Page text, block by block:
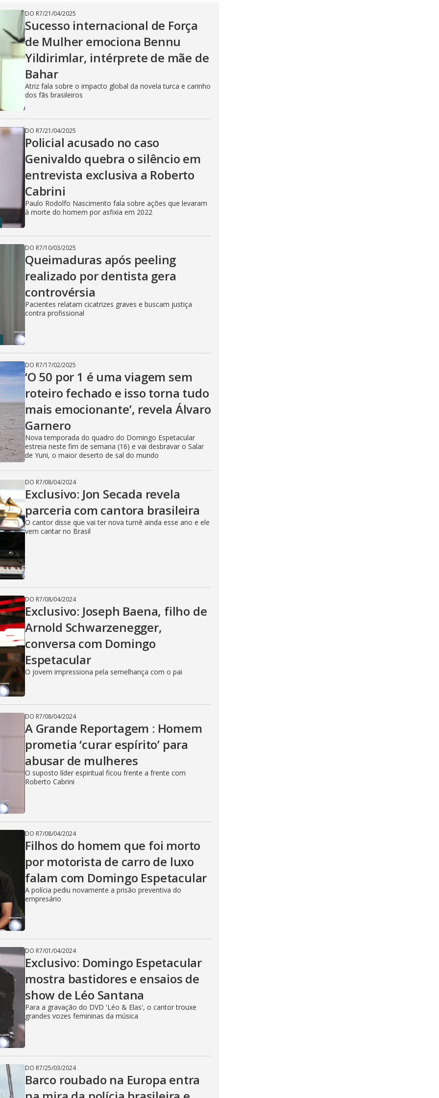
DO R7/21/04/2025
Sucesso internacional de Força
de Mulher emociona Bennu
Yildirimlar, intérprete de mãe de
Bahar
Atriz fala sobre o impacto global da novela turca e carinho
dos fãs brasileiros
DO R7/21/04/2025
Policial acusado no caso
Genivaldo quebra o silêncio em
entrevista exclusiva a Roberto
Cabrini
Paulo Rodolfo Nascimento fala sobre ações que levaram
à morte do homem por asfixia em 2022
DO R7/10/03/2025
Queimaduras após peeling
realizado por dentista gera
controvérsia
Pacientes relatam cicatrizes graves e buscam justiça
contra profissional
DO R7/17/02/2025
‘O 50 por 1 é uma viagem sem
roteiro fechado e isso torna tudo
mais emocionante’, revela Álvaro
Garnero
Nova temporada do quadro do Domingo Espetacular
estreia neste fim de semana (16) e vai desbravar o Salar
de Yuni, o maior deserto de sal do mundo
DO R7/08/04/2024
Exclusivo: Jon Secada revela
parceria com cantora brasileira
O cantor disse que vai ter nova turnê ainda esse ano e ele
vem cantar no Brasil
DO R7/08/04/2024
Exclusivo: Joseph Baena, filho de
Arnold Schwarzenegger,
conversa com Domingo
Espetacular
O jovem impressiona pela semelhança com o pai
DO R7/08/04/2024
A Grande Reportagem : Homem
prometia ‘curar espírito’ para
abusar de mulheres
O suposto líder espiritual ficou frente a frente com
Roberto Cabrini
DO R7/08/04/2024
Filhos do homem que foi morto
por motorista de carro de luxo
falam com Domingo Espetacular
A polícia pediu novamente a prisão preventiva do
empresário
DO R7/01/04/2024
Exclusivo: Domingo Espetacular
mostra bastidores e ensaios de
show de Léo Santana
Para a gravação do DVD 'Léo & Elas', o cantor trouxe
grandes vozes femininas da música
DO R7/25/03/2024
Barco roubado na Europa entra